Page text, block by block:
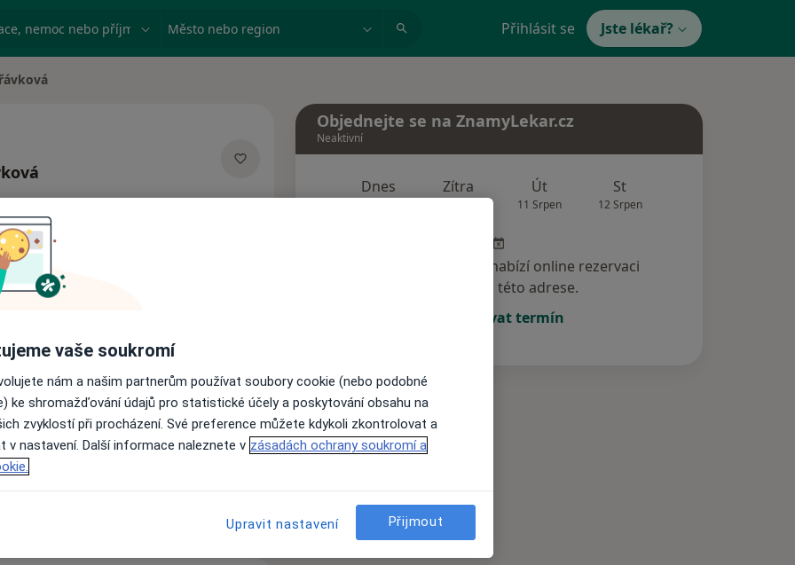
nemoc nebo příjmení Město nebo region Přihlásit se Jste lékař?
Názory pacientů
nejsou k dispozici
informace o svých službách.
Objednejte se na ZnamyLekar.cz
Neaktivní
Dnes Zítra Út
11 Srpen
St
12 Srpen
Tento specialista nenabízí online rezervaci
termínu na této adrese.
Rezervovat termín
vaše soukromí
nám a našim partnerům používat soubory cookie (nebo podobné
ke shromažďování údajů pro statistické účely a poskytování obsahu na
zvyklostí při procházení. Své preference můžete kdykoli zkontrolovat a
v nastavení. Další informace naleznete v zásadách ochrany soukromí a
Upravit nastavení Přijmout